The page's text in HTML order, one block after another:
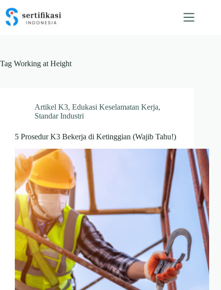
content
Tag Working at Height
Artikel K3, Edukasi Keselamatan Kerja,
Standar Industri
5 Prosedur K3 Bekerja di Ketinggian (Wajib Tahu!)